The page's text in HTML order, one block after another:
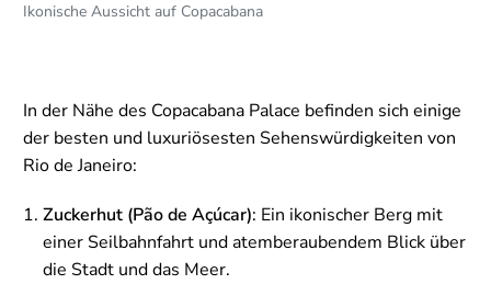
Ikonische Aussicht auf Copacabana
In der Nähe des Copacabana Palace befinden sich einige
der besten und luxuriösesten Sehenswürdigkeiten von
Rio de Janeiro:
Zuckerhut (Pão de Açúcar): Ein ikonischer Berg mit
einer Seilbahnfahrt und atemberaubendem Blick über
die Stadt und das Meer.